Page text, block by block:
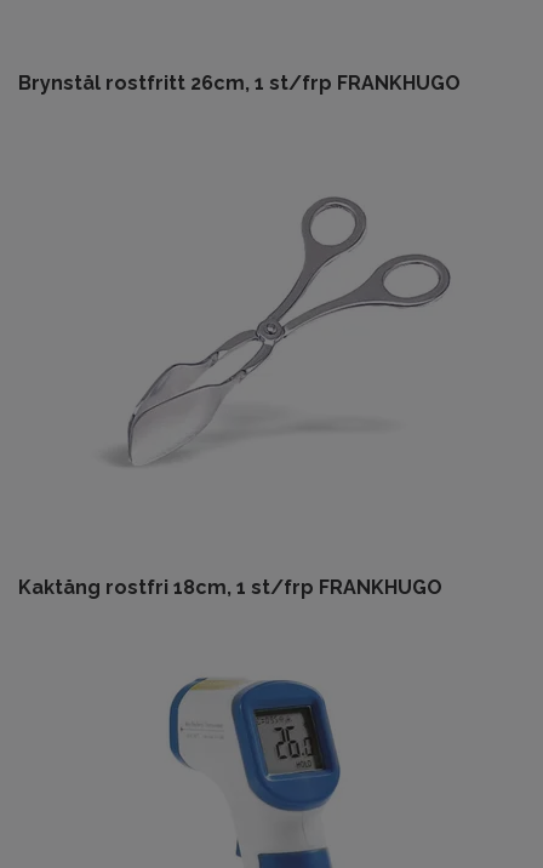
Brynstål rostfritt 26cm, 1 st/frp FRANKHUGO
Kaktång rostfri 18cm, 1 st/frp FRANKHUGO